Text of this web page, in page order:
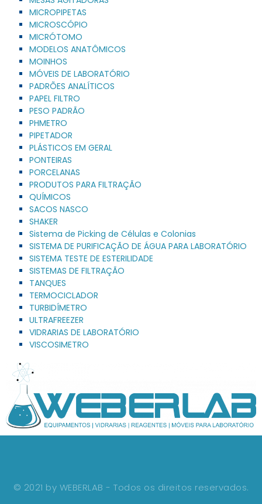
MICROPIPETAS
MICROSCÓPIO
MICRÓTOMO
MODELOS ANATÔMICOS
MOINHOS
MÓVEIS DE LABORATÓRIO
PADRÕES ANALÍTICOS
PAPEL FILTRO
PESO PADRÃO
PHMETRO
PIPETADOR
PLÁSTICOS EM GERAL
PONTEIRAS
PORCELANAS
PRODUTOS PARA FILTRAÇÃO
QUÍMICOS
SACOS NASCO
SHAKER
Sistema de Picking de Células e Colonias
SISTEMA DE PURIFICAÇÃO DE ÁGUA PARA LABORATÓRIO
SISTEMA TESTE DE ESTERILIDADE
SISTEMAS DE FILTRAÇÃO
TANQUES
TERMOCICLADOR
TURBIDÍMETRO
ULTRAFREEZER
VIDRARIAS DE LABORATÓRIO
VISCOSIMETRO
© 2021 by WEBERLAB - Todos os direitos reservados.